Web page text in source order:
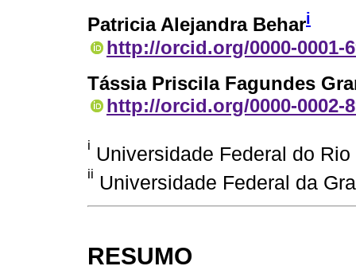
Patricia Alejandra Behari
http://orcid.org/0000-0001-
Tássia Priscila Fagundes
http://orcid.org/0000-0002-
i Universidade Federal do
ii Universidade Federal da
RESUMO